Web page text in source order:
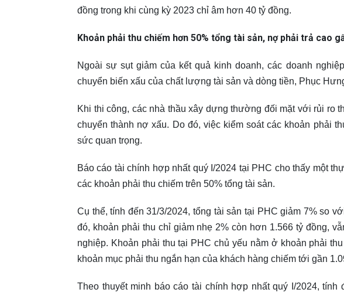
đồng trong khi cùng kỳ 2023 chỉ âm hơn 40 tỷ đồng.
Khoản phải thu chiếm hơn 50% tổng tài sản, nợ phải trả cao
Ngoài sự sụt giảm của kết quả kinh doanh, các doanh
chuyển biến xấu của chất lượng tài sản và dòng tiền, Phục
Khi thi công, các nhà thầu xây dựng thường đối mặt với rủi ro
chuyển thành nợ xấu. Do đó, việc kiểm soát các khoản phải
sức quan trọng.
Báo cáo tài chính hợp nhất quý I/2024 tại PHC cho thấy một
các khoản phải thu chiếm trên 50% tổng tài sản.
Cụ thể, tính đến 31/3/2024, tổng tài sản tại PHC giảm 7% so
đó, khoản phải thu chỉ giảm nhẹ 2% còn hơn 1.566 tỷ đồng,
nghiệp. Khoản phải thu tại PHC chủ yếu nằm ở khoản phải
khoản mục phải thu ngắn hạn của khách hàng chiếm tới gần
Theo thuyết minh báo cáo tài chính hợp nhất quý I/2024, tính